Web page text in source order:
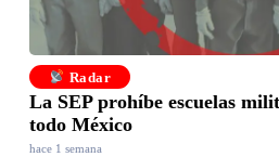
Radar
La SEP prohíbe escuelas
todo México
hace 1 semana